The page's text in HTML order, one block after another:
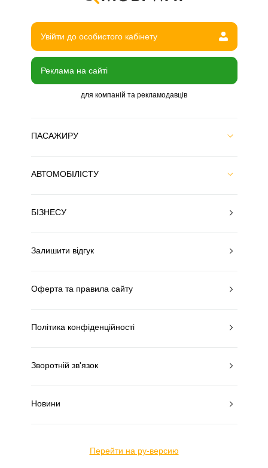
Увійти до особистого кабінету
Реклама на сайті
для компаній та рекламодавців
ПАСАЖИРУ
АВТОМОБІЛІСТУ
БІЗНЕСУ
Залишити відгук
Оферта та правила сайту
Політика конфіденційності
Зворотній зв'язок
Новини
Перейти на ру-версию